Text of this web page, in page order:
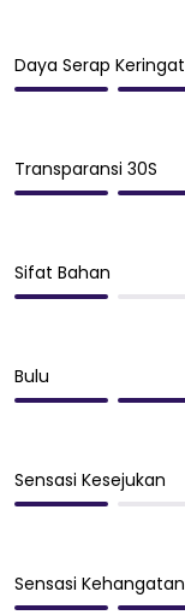
Daya Serap Keringat
Transparansi 30S
Sifat Bahan
Bulu
Sensasi Kesejukan
Sensasi Kehangatan